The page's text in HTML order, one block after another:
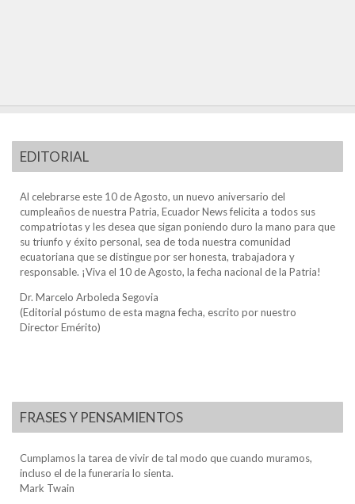
EDITORIAL
Al celebrarse este 10 de Agosto, un nuevo aniversario del
cumpleaños de nuestra Patria, Ecuador News felicita a todos sus
compatriotas y les desea que sigan poniendo duro la mano para que
su triunfo y éxito personal, sea de toda nuestra comunidad
ecuatoriana que se distingue por ser honesta, trabajadora y
responsable. ¡Viva el 10 de Agosto, la fecha nacional de la Patria!
Dr. Marcelo Arboleda Segovia
(Editorial póstumo de esta magna fecha, escrito por nuestro
Director Emérito)
FRASES Y PENSAMIENTOS
Cumplamos la tarea de vivir de tal modo que cuando muramos,
incluso el de la funeraria lo sienta.
Mark Twain